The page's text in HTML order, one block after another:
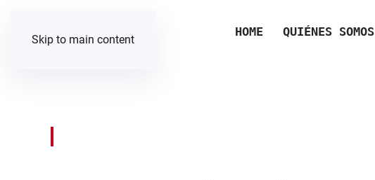
Skip to main content
HOME QUIÉNES SOMOS